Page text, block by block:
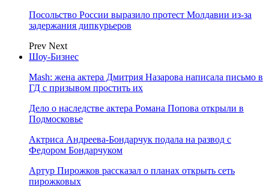
Посольство России выразило протест Молдавии из-за
задержания дипкурьеров
Prev Next
Шоу-Бизнес
Mash: жена актера Дмитрия Назарова написала письмо в
ГД с призывом простить их
Дело о наследстве актера Романа Попова открыли в
Подмосковье
Актриса Андреева-Бондарчук подала на развод с
Федором Бондарчуком
Артур Пирожков рассказал о планах открыть сеть
пирожковых